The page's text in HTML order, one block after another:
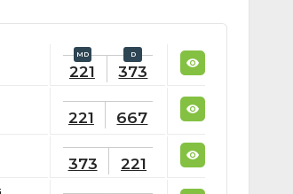
221 373
221 667
373 221